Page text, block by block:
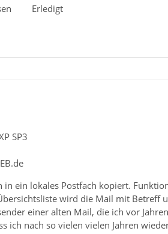
Erledigt
SP3
ein lokales Postfach kopiert.
wird die Mail mit Betreff
einer alten Mail, die ich vor
ich nach so vielen vielen Jahren